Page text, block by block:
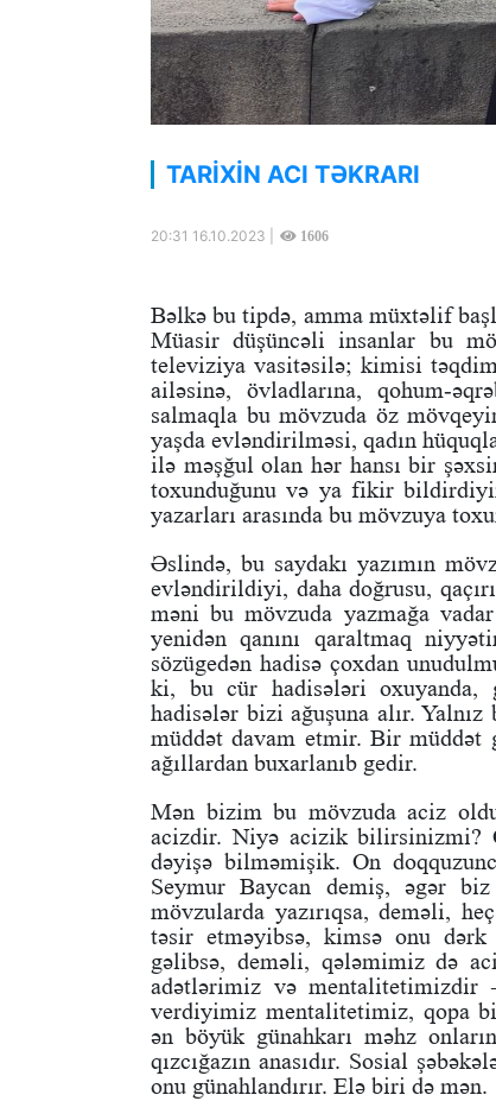
TARİXİN ACI TƏKRARI
20:31 16.10.2023 | 1606
Bəlkə bu tipdə, amma müxtəlif
Müasir düşüncəli insanlar bu
televiziya vasitəsilə; kimisi
ailəsinə, övladlarına, qohum-
salmaqla bu mövzuda öz
yaşda evləndirilməsi, qadın
ilə məşğul olan hər hansı bir
toxunduğunu və ya fikir
yazarları arasında bu mövzuya
Əslində, bu saydakı yazımın
evləndirildiyi, daha doğrusu,
məni bu mövzuda yazmağa
yenidən qanını qaraltmaq
sözügedən hadisə çoxdan
ki, bu cür hadisələri oxuyanda,
hadisələr bizi ağuşuna alır.
müddət davam etmir. Bir müddət
ağıllardan buxarlanıb gedir.
Mən bizim bu mövzuda aciz
acizdir. Niyə acizik bilirsinizmi?
dəyişə bilməmişik. On
Seymur Baycan demiş, əgər
mövzularda yazırıqsa, deməli,
təsir etməyibsə, kimsə onu
gəlibsə, deməli, qələmimiz də
adətlərimiz və mentalitetimizdir
verdiyimiz mentalitetimiz, qopa
ən böyük günahkarı məhz
qızcığazın anasıdır. Sosial
onu günahlandırır. Elə biri də mən.